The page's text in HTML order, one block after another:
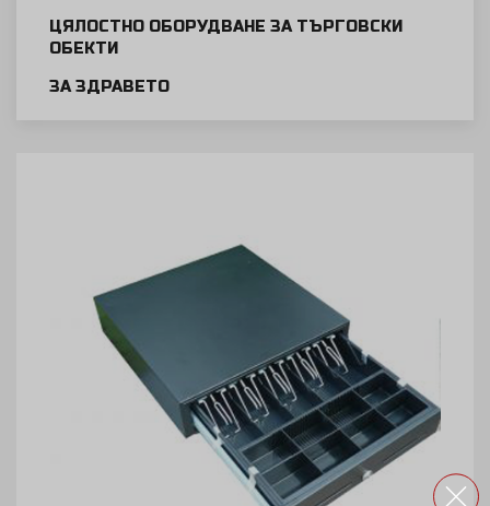
ЦЯЛОСТНО ОБОРУДВАНЕ ЗА ТЪРГОВСКИ
ОБЕКТИ
ЗА ЗДРАВЕТО